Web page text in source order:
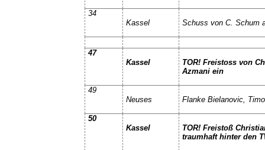
34
Kassel
Schuss von C. Schum
47
Kassel
TOR! Freistoss von
Azmani ein
49
Neuses
Flanke Bielanovic,
50
Kassel
TOR! Freistoß
traumhaft hinter den